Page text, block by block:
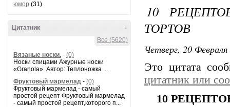
юмор (31)
-
Цитатник
Все (5620)
Вязаные носки. - (0)
Носки спицами Ажурные носки
«Granola» Автор: Теплоножка ...
Фруктовый мармелад - (0)
Фруктовый мармелад - самый
простой рецепт Фруктовый мармелад
- самый простой рецепт,которого п...
10
ТОРТОВ
Четверг, 20
Это цитата
цитатник или
10